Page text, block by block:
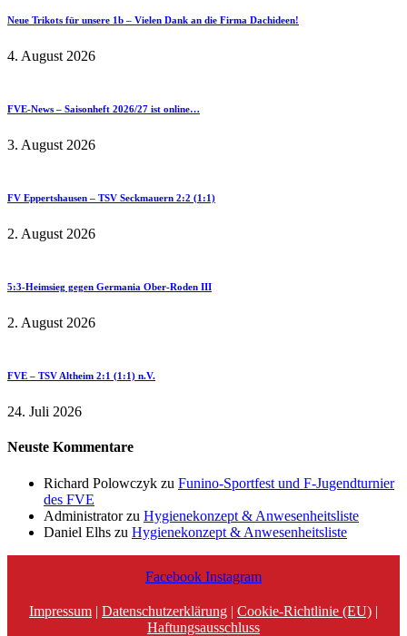
Neue Trikots für unsere 1b – Vielen Dank an die Firma Dachideen!
4. August 2026
FVE-News – Saisonheft 2026/27 ist online…
3. August 2026
FV Eppertshausen – TSV Seckmauern 2:2 (1:1)
2. August 2026
5:3-Heimsieg gegen Germania Ober-Roden III
2. August 2026
FVE – TSV Altheim 2:1 (1:1) n.V.
24. Juli 2026
Neuste Kommentare
Richard Polowczyk zu Funino-Sportfest und F-Jugendturnier
des FVE
Administratorzu Hygienekonzept & Anwesenheitsliste
Daniel Elhs zu Hygienekonzept & Anwesenheitsliste
Facebook Instagram
Impressum | Datenschutzerklärung | Cookie-Richtlinie (EU) |
Haftungsausschluss